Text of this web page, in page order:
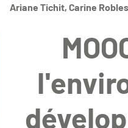
Ariane Tichit, Carine